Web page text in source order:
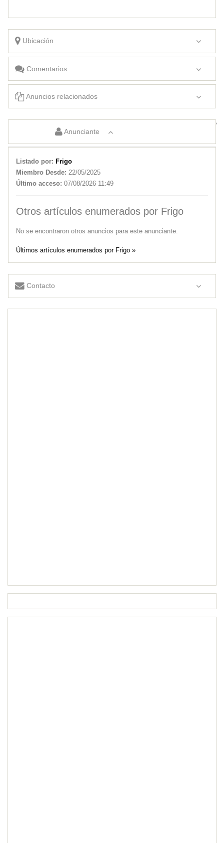
Ubicación
Comentarios
Anuncios relacionados
Se Busca Vendedor Freelance
Anunciante
Listado por: Frigo
Miembro Desde: 22/05/2025
Último acceso: 07/08/2026 11:49
Otros artículos enumerados por Frigo
No se encontraron otros anuncios para este anunciante.
Últimos artículos enumerados por Frigo »
Contacto